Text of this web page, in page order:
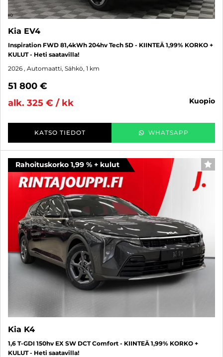
Kia EV4
Inspiration FWD 81,4kWh 204hv Tech 5D - KIINTEÄ 1,99% KORKO +
KULUT - Heti saatavilla!
2026 , Automaatti, Sähkö, 1 km
51 800 €
alk. 325 € / kk
kuopio
KATSO TIEDOT WHATSAPP
Rahoituskorko 1,99 % + kulut
Kia K4
1,6 T-GDI 150hv EX SW DCT Comfort - KIINTEÄ 1,99% KORKO +
KULUT - Heti saatavilla!